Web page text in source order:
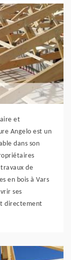
et
Angelo est un
dans son
travaux de
en bois à Vars
ses
directement